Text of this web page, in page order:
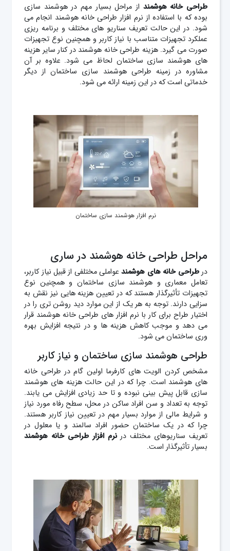
طراحی خانه هوشمند از مراحل بسیار مهم در هوشمند سازی
بوده که با استفاده از نرم افزار طراحی خانه هوشمند انجام می
شود. در این حالت تعریف سناریو های مختلف و برنامه ریزی
عملکرد تجهیزات متناسب با نیاز کاربر و همچنین نوع تجهیزات
صورت می گیرد. هزینه طراحی خانه هوشمند در کنار سایر هزینه
های هوشمند سازی ساختمان لحاظ می شود. علاوه بر آن
مشاوره در زمینه طراحی هوشمند سازی ساختمان از دیگر
خدماتی است که در این زمینه ارائه می شود.
نرم افزار هوشمند سازی ساختمان
مراحل طراحی خانه هوشمند در ساری
درطراحی خانه های هوشمندعواملی مختلفی از قبیل نیاز کاربر،
تعامل معماری و هوشمند سازی ساختمان و همچنین نوع
تجهیزات تأثیرگذار هستند که در تعیین هزینه هایی نیز نقش به
سزایی دارند. توجه به هر یک از این موارد دید روشن تری را در
اختیار طراح برای کار با نرم افزار های طراحی خانه هوشمند قرار
می دهد و موجب کاهش هزینه ها و در نتیجه افزایش بهره
وری ساختمان می شود.
طراحی هوشمند سازی ساختمان و نیاز کاربر
مشخص کردن الویت های کارفرما اولین گام در طراحی خانه
های هوشمند است. چرا که در این حالت هزینه های هوشمند
سازی قابل پیش بینی نبوده و تا حد زیادی افزایش می یابند.
توجه به تعداد و سن افراد ساکن در محل، سطح رفاه مورد نیاز
و شرایط مالی از موارد بسیار مهم در تعیین نیاز کاربر هستند.
چرا که در یک ساختمان حضور افراد سالمند و یا معلول در
تعریف سناریوهای مختلف درنرم افزار طراحی خانه هوشمند
بسیار تأثیرگذار است.